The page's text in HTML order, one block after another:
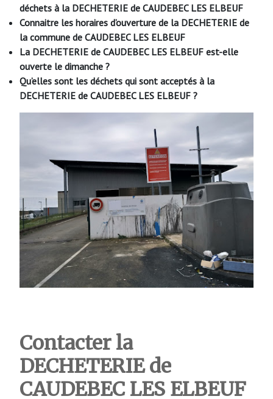
déchets à la DECHETERIE de CAUDEBEC LES ELBEUF
Connaitre les horaires d’ouverture de la DECHETERIE de
la commune de CAUDEBEC LES ELBEUF
La DECHETERIE de CAUDEBEC LES ELBEUF est-elle
ouverte le dimanche ?
Qu’elles sont les déchets qui sont acceptés à la
DECHETERIE de CAUDEBEC LES ELBEUF ?
Contacter la
DECHETERIEde
CAUDEBEC LES ELBEUF